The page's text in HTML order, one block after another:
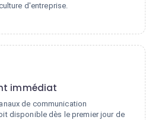
d'entreprise.
immédiat
de communication
disponible dès le premier jour de